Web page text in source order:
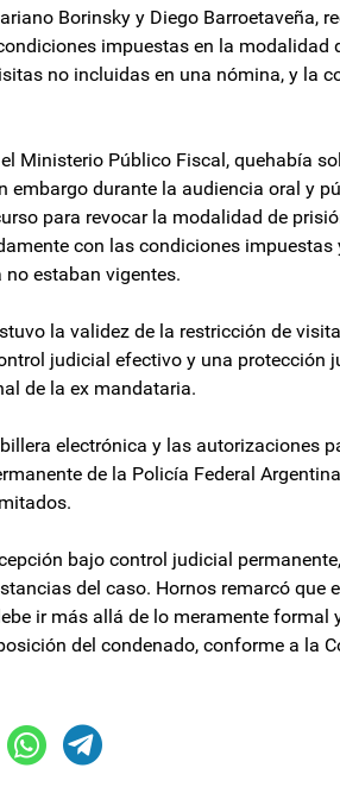
Borinsky y Diego Barroetaveña,
impuestas en la modalidad
no incluidas en una nómina, y la
Ministerio Público Fiscal, quehabía
durante la audiencia oral y
para revocar la modalidad de
con las condiciones impuestas
estaban vigentes.
la validez de la restricción de
judicial efectivo y una protección
de la ex mandataria.
electrónica y las autorizaciones
de la Policía Federal
bajo control judicial
del caso. Hornos remarcó que
ir más allá de lo meramente formal
del condenado, conforme a la